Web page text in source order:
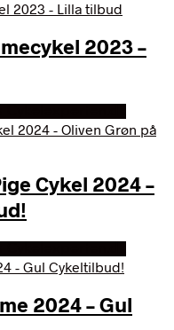
2023 –
Cykel 2024 –
2024 – Gul